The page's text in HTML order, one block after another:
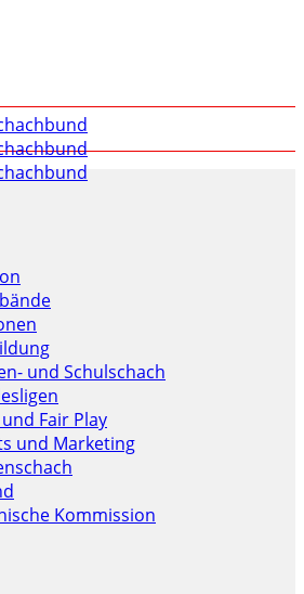
und Schulschach
Fair Play
und Marketing
Kommission